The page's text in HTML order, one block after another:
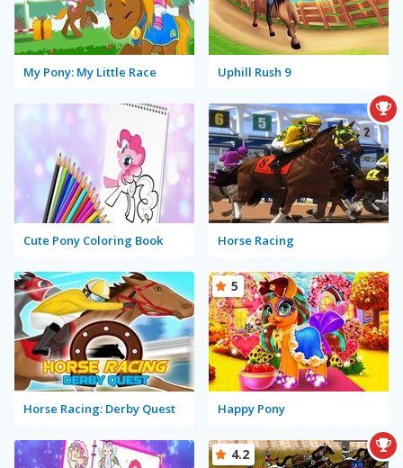
My Pony: My Little Race Uphill Rush 9
Cute Pony Coloring Book Horse Racing
Horse Racing: Derby Quest Happy Pony
5
4.2